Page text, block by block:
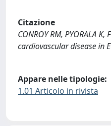
Citazione
CONROY RM, PYORALA
cardiovascular disease in
Appare nelle tipologie:
1.01 Articolo in rivista